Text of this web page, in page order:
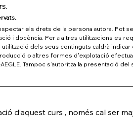
els drets de la persona autora. Pot
i docència. Per a altres utilitzacions es
dels seus continguts caldrà
o altres formes d'explotació
Tampoc s'autoritza la presentació
d’aquest curs , només cal ser